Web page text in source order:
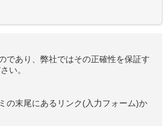
であり、弊社ではその正確性を保証す
い。
の末尾にあるリンク(入力フォーム)か